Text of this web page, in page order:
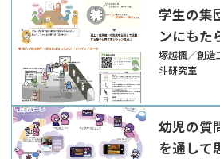
学生の集
ンにもた
研究
塚越楓／創造
斗研究室
幼児の質
を通して